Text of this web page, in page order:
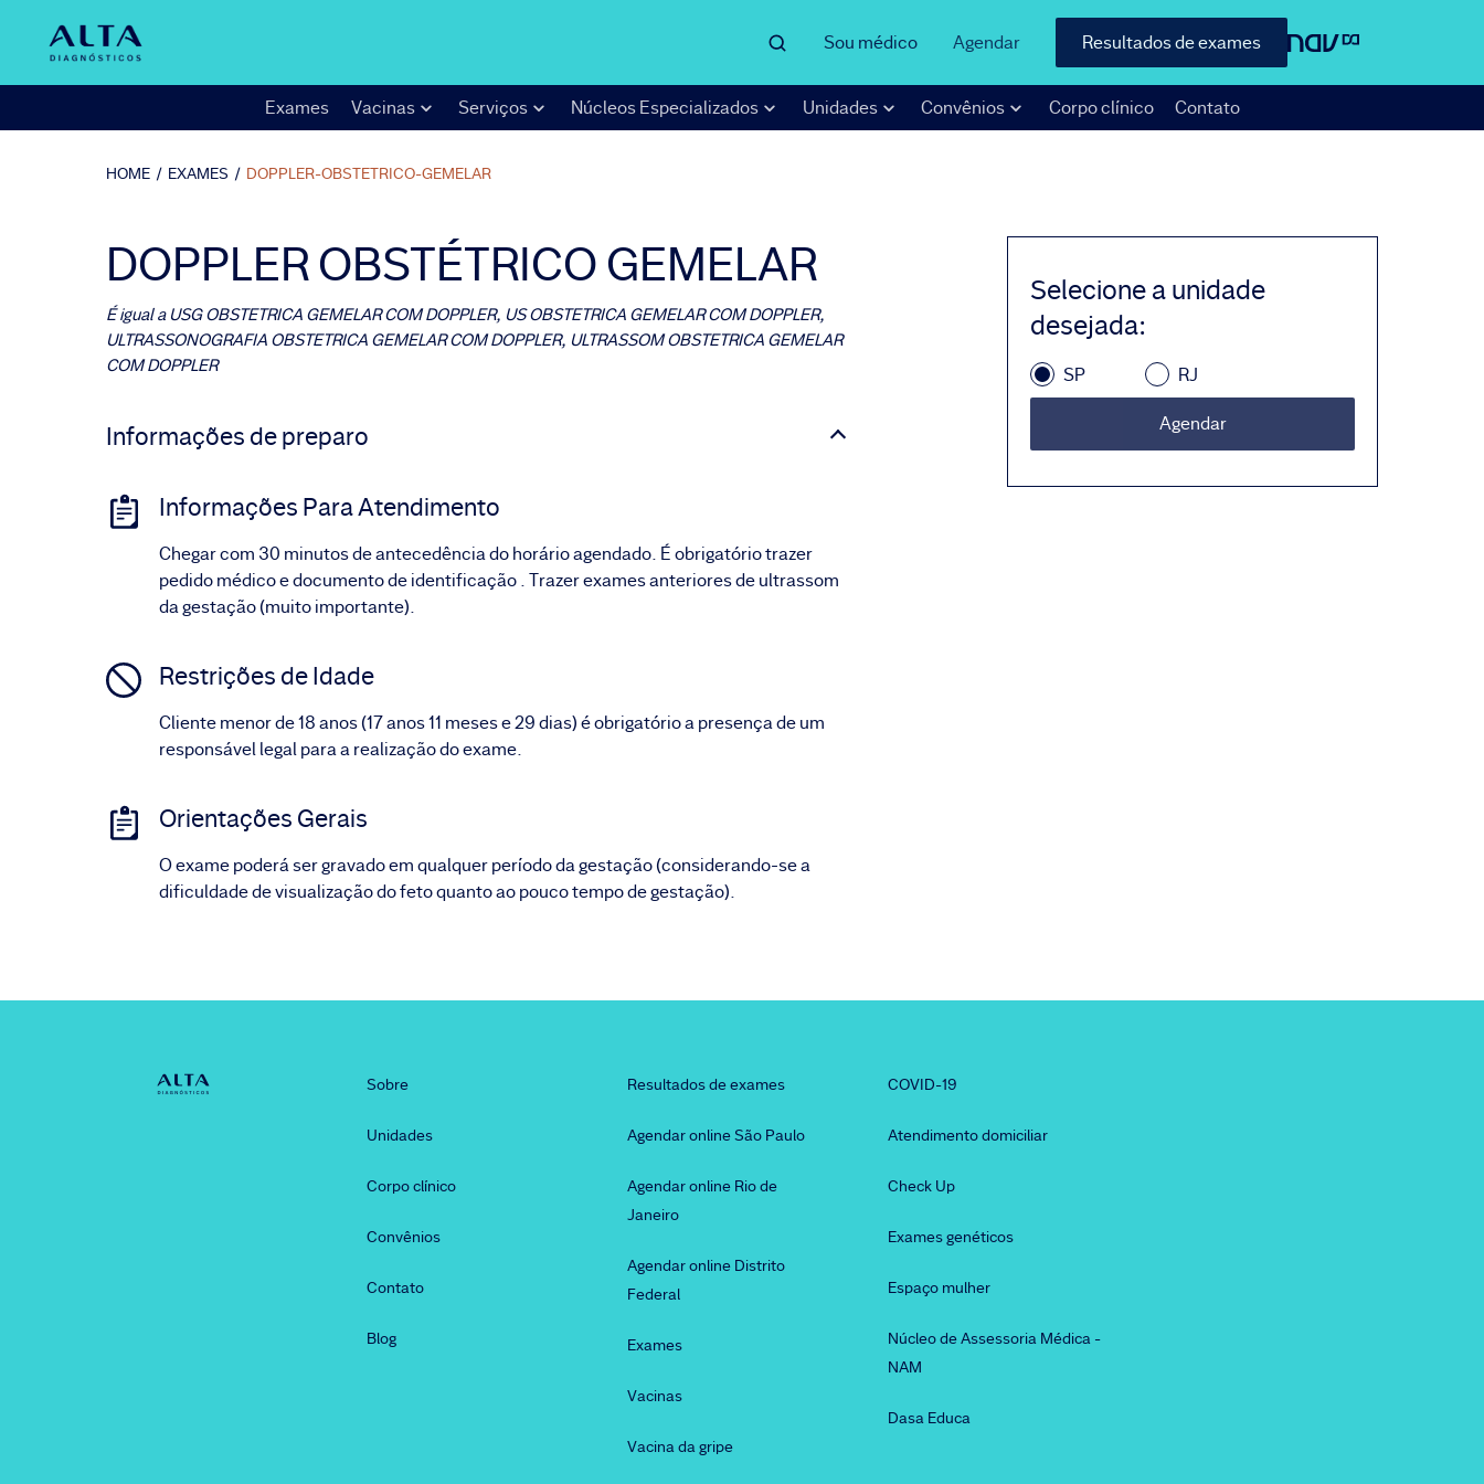
Sou médico Agendar Resultados de exames
Exames Vacinas Serviços Núcleos Especializados Unidades Convênios Corpo clínico Contato
HOME / EXAMES / DOPPLER-OBSTETRICO-GEMELAR
DOPPLER OBSTÉTRICO GEMELAR
É igual a USG OBSTETRICA GEMELAR COM DOPPLER, US OBSTETRICA GEMELAR COM DOPPLER,
ULTRASSONOGRAFIA OBSTETRICA GEMELAR COM DOPPLER, ULTRASSOM OBSTETRICA GEMELAR
COM DOPPLER
Informações de preparo
Informações Para Atendimento
Chegar com 30 minutos de antecedência do horário agendado. É obrigatório trazer
pedido médico e documento de identificação . Trazer exames anteriores de ultrassom
da gestação (muito importante).
Restrições de Idade
Cliente menor de 18 anos (17 anos 11 meses e 29 dias) é obrigatório a presença de um
responsável legal para a realização do exame.
Orientações Gerais
O exame poderá ser gravado em qualquer período da gestação (considerando-se a
dificuldade de visualização do feto quanto ao pouco tempo de gestação).
Selecione a unidade
desejada:
SP RJ
Agendar
Sobre
Unidades
Corpo clínico
Convênios
Contato
Blog
Resultados de exames
Agendar online São Paulo
Agendar online Rio de
Janeiro
Agendar online Distrito
Federal
Exames
Vacinas
Vacina da gripe
COVID-19
Atendimento domiciliar
Check Up
Exames genéticos
Espaço mulher
Núcleo de Assessoria Médica -
NAM
Dasa Educa